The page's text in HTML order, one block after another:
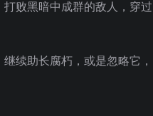
败黑暗中成群的敌人，穿过
续助长腐朽，或是忽略它，